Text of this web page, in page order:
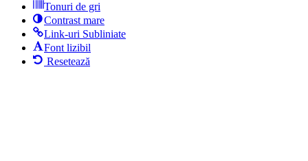
Tonuri de gri
Contrast mare
Link-uri Subliniate
Font lizibil
Resetează